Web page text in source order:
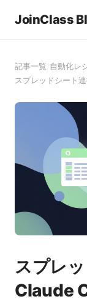
JoinClass
記事一覧 自動化レ
スプレッドシート
スプレ
Claude